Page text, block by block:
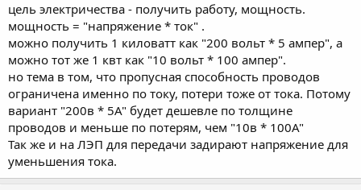
цель электричества - получить работу, мощность.
мощность = "напряжение * ток" .
можно получить 1 киловатт как "200 вольт * 5 ампер", а
можно тот же 1 квт как "10 вольт * 100 ампер".
но тема в том, что пропусная способность проводов
ограничена именно по току, потери тоже от тока. Потому
вариант "200в * 5А" будет дешевле по толщине
проводов и меньше по потерям, чем "10в * 100А"
Так же и на ЛЭП для передачи задирают напряжение для
уменьшения тока.